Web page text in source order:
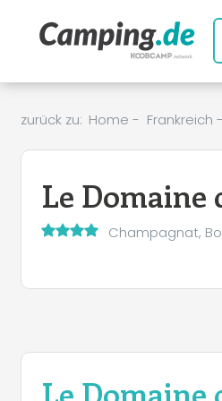
zurück zu: Home - Frankreich -
Le Domaine
Champagnat,